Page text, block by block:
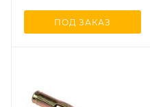
ПОД ЗАКАЗ